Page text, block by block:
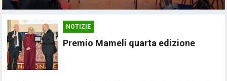
NOTIZIE
Premio Mameli quarta edizione